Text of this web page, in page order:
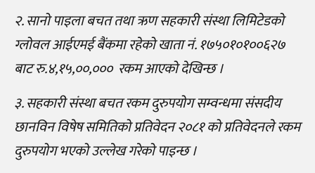
२. सानो पाइला बचत तथा ऋण सहकारी संस्था लिमिटेडको
ग्लोवल आईएमई बैंकमा रहेको खाता नं. १७५०१०१००६२७
बाट रु.४,१५,००,००० रकम आएको देखिन्छ ।
३. सहकारी संस्था बचत रकम दुरुपयोग सम्वन्धमा संसदीय
छानविन विषेष समितिको प्रतिवेदन २०८१ को प्रतिवेदनले रकम
दुरुपयोग भएको उल्लेख गरेको पाइन्छ ।